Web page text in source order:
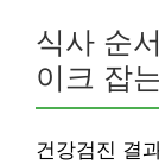
식사 순
이크 잡
건강검진 결